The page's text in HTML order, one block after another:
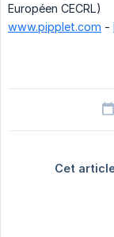
Européen CECRL)
www.pipplet.com -
Cet